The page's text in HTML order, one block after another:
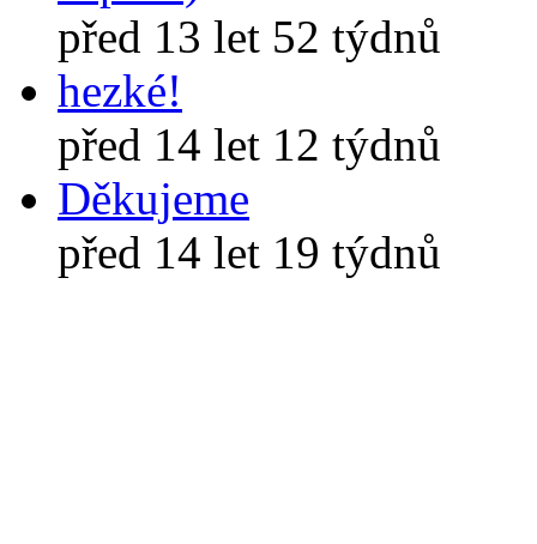
před 13 let 52 týdnů
hezké!
před 14 let 12 týdnů
Děkujeme
před 14 let 19 týdnů